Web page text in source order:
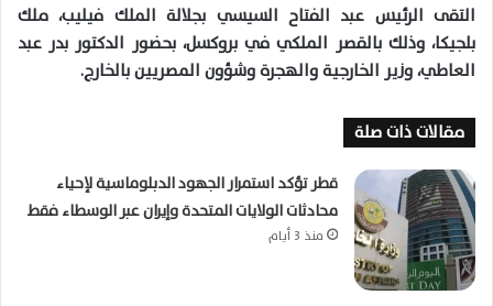
التقى الرئيس عبد الفتاح السيسي بجلالة الملك فيليب، ملك
بلجيكا، وذلك بالقصر الملكي في بروكسل، بحضور الدكتور بدر عبد
العاطي، وزير الخارجية والهجرة وشؤون المصريين بالخارج.
مقالات ذات صلة
قطر تؤكد استمرار الجهود الدبلوماسية لإحياء
محادثات الولايات المتحدة وإيران عبر الوسطاء فقط
منذ 3 أيام